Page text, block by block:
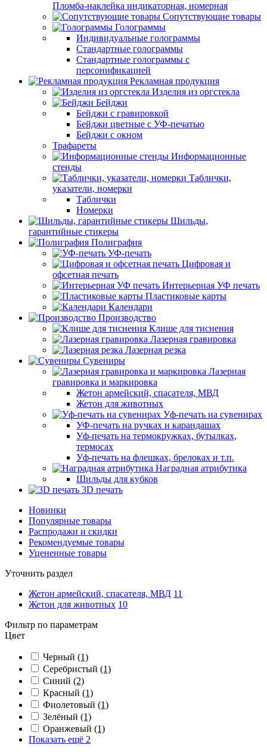
Пломба-наклейка индикаторная, номерная
Сопутствующие товары
Голограммы
Индивидуальные голограммы
Стандартные голограммы
Стандартные голограммы с
персонификацией
Рекламная продукция
Изделия из оргстекла
Бейджи
Бейджи с гравировкой
Бейджи цветные с УФ-печатью
Бейджи с окном
Трафареты
Информационные
стенды
Таблички,
указатели, номерки
Таблички
Номерки
Шильды,
гарантийные стикеры
Полиграфия
УФ-печать
Цифровая и
офсетная печать
Интерьерная УФ печать
Пластиковые карты
Календари
Производство
Клише для тиснения
Лазерная гравировка
Лазерная резка
Сувениры
Лазерная
гравировка и маркировка
Жетон армейский, спасателя, МВД
Жетон для животных
Уф-печать на сувенирах
УФ-печать на ручках и карандашах
Уф-печать на термокружках, бутылках,
термосах
Уф-печать на флешках, брелоках и т.п.
Наградная атрибутика
Шильды для кубков
3D печать
Новинки
Популярные товары
Распродажи и скидки
Рекомендуемые товары
Уцененные товары
Уточнить раздел
Жетон армейский, спасателя, МВД 11
Жетон для животных 10
Фильтр по параметрам
Цвет
Черный (1)
Серебристый (1)
Синий (2)
Красный (1)
Фиолетовый (1)
Зелёный (1)
Оранжевый (1)
Показать ещё 2